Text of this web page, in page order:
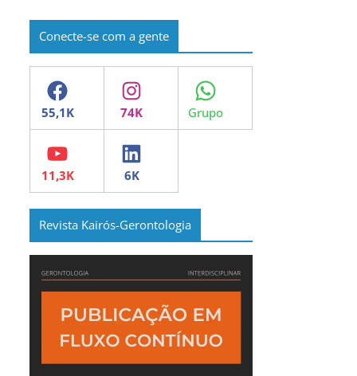
Conecte-se com a gente
Facebook Instagram WhatsApp
YouTube LinkedIn
Revista Kairós-Gerontologia